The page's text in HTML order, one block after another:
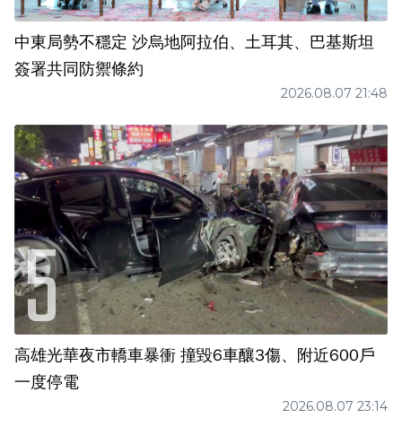
中東局勢不穩定 沙烏地阿拉伯、土耳其、巴基斯坦
簽署共同防禦條約
2026.08.07 21:48
高雄光華夜市轎車暴衝 撞毀6車釀3傷、附近600戶
一度停電
2026.08.07 23:14